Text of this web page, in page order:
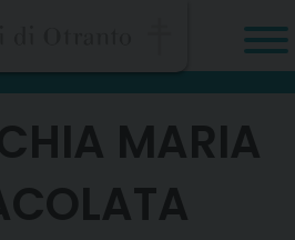
MARIA